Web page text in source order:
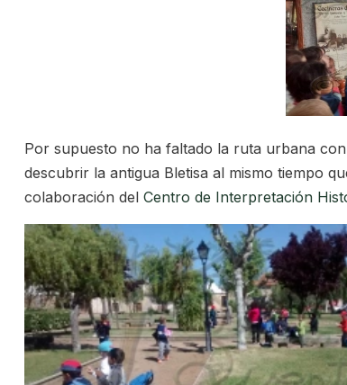
Por supuesto no ha faltado la ruta urbana
descubrir la antigua Bletisa al mismo tiempo
colaboración del Centro de Interpretación